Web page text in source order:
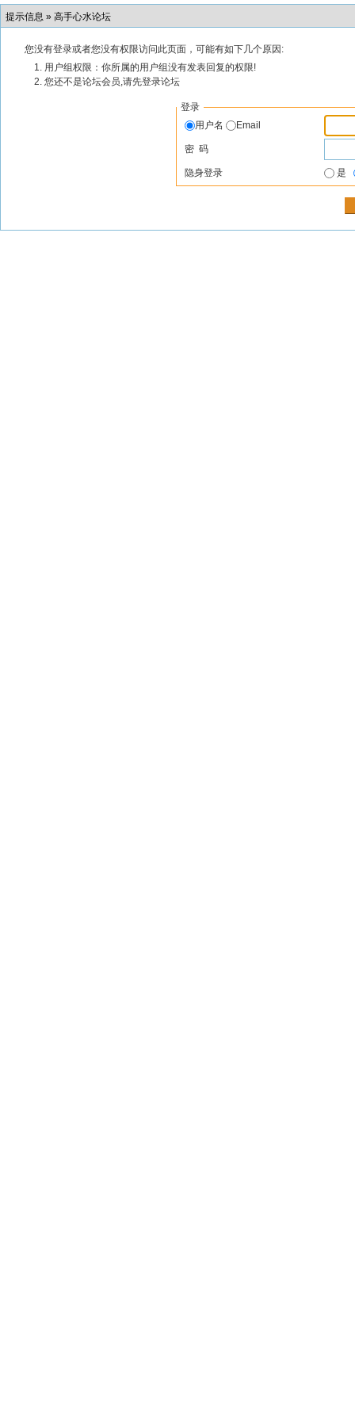
提示信息 » 高手心水论坛
您没有登录或者您没有权限访问此页面，可能有如下几个原因:
用户组权限：你所属的用户组没有发表回复的权限!
您还不是论坛会员,请先登录论坛
登录
用户名
Email
密 码
隐身登录 是